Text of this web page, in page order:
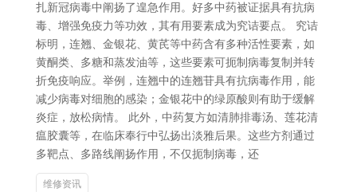
扎新冠病毒中阐扬了遑急作用。好多中药被证据具有抗病
毒、增强免疫力等功效，其有用要素成为究诘要点。 究诘
标明，连翘、金银花、黄芪等中药含有多种活性要素，如
黄酮类、多糖和蒸发油等，这些要素可扼制病毒复制并转
折免疫响应。举例，连翘中的连翘苷具有抗病毒作用，能
减少病毒对细胞的感染；金银花中的绿原酸则有助于缓解
炎症，放松病情。 此外，中药复方如清肺排毒汤、莲花清
瘟胶囊等，在临床奉行中弘扬出淡雅后果。这些方剂通过
多靶点、多路线阐扬作用，不仅扼制病毒，还
维修资讯